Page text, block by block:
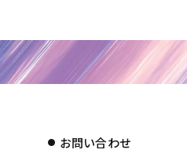
お問い合わせ